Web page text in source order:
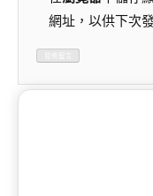
網址，以供下次